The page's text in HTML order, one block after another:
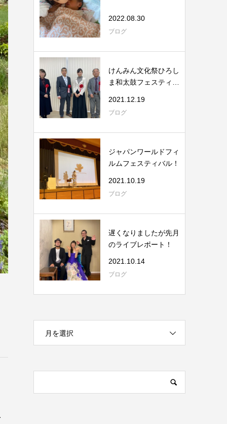
2022.08.30
ブログ
けんみん文化祭ひろし
ま和太鼓フェスティバ
2021.12.19
ブログ
ジャパンワールドフィ
ルムフェスティバル！
2021.10.19
ブログ
遅くなりましたが先月
のライブレポート！
2021.10.14
ブログ
月を選択